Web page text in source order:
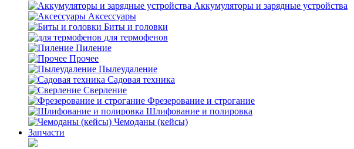
Аккумуляторы и зарядные устройства
Аксессуары
Биты и головки
для термофенов
Пиление
Прочее
Пылеудаление
Садовая техника
Сверление
Фрезерование и строгание
Шлифование и полировка
Чемоданы (кейсы)
Запчасти